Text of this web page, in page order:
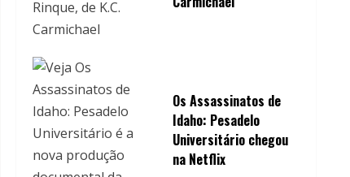
Os Assassinatos de
Idaho: Pesadelo
Universitário chegou
na Netflix